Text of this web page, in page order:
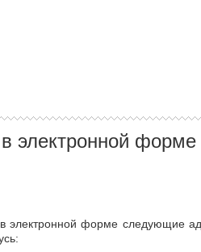
электронной форме
электронной форме следующие